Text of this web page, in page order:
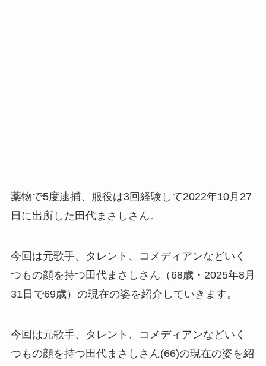
薬物で5度逮捕、服役は3回経験して2022年10月27
日に出所した田代まさしさん。
今回は元歌手、タレント、コメディアンなどいく
つもの顔を持つ田代まさしさん（68歳・2025年8月
31日で69歳）の現在の姿を紹介していきます。
今回は元歌手、タレント、コメディアンなどいく
つもの顔を持つ田代まさしさん(66)の現在の姿を紹